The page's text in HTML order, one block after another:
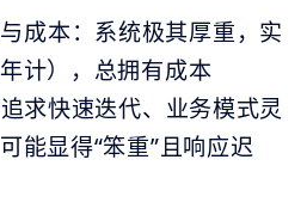
本：系统极其厚重，实
计），总拥有成本
求快速迭代、业务模式灵
能显得“笨重”且响应迟